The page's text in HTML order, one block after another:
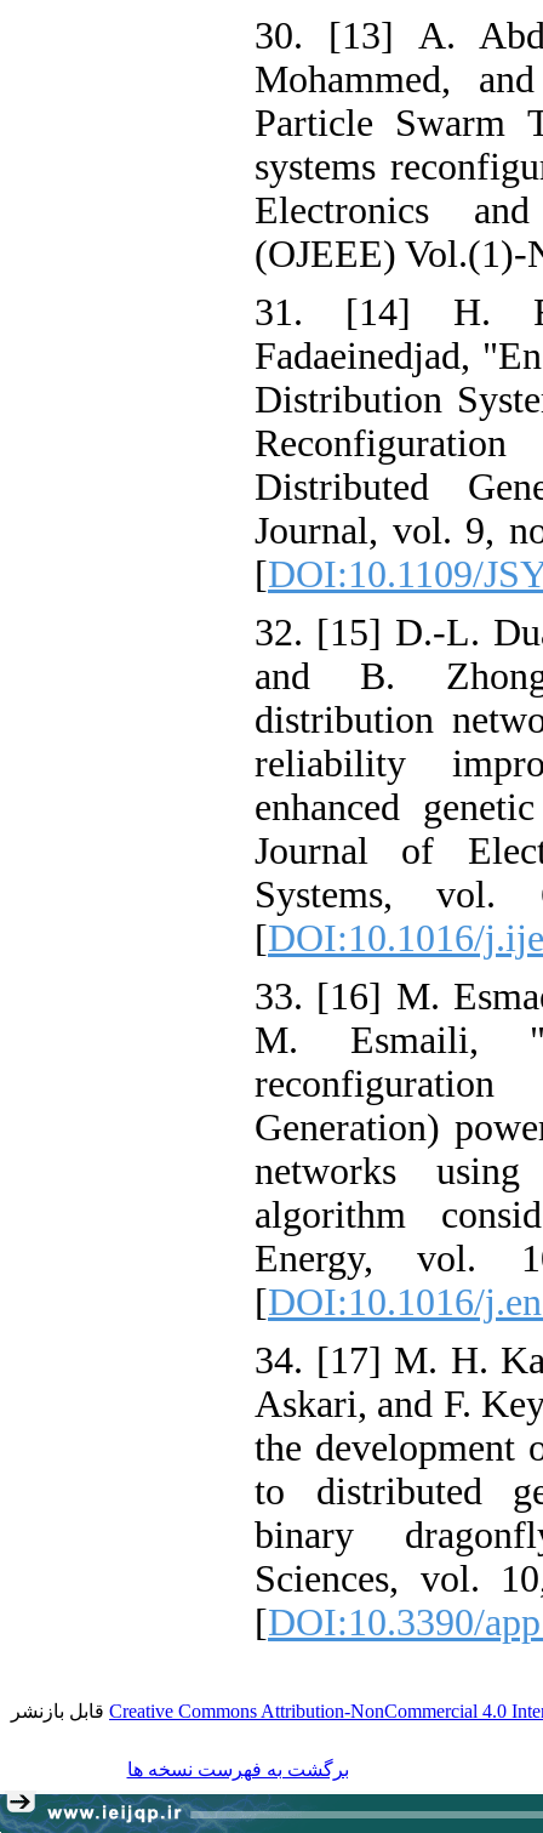
30. [13] A.
Mohammed,
Particle Swarm
systems
Electronics
(OJEEE) Vol.(1)-
31. [14] H.
Fadaeinedjad,
Distribution
Distributed
Journal, vol. 9,
[DOI:10.1109/
32. [15] D.-L.
and B.
distribution
reliability
enhanced
Journal of
Systems,
[DOI:10.1016/
33. [16] M.
M. Esmaili,
Generation)
networks
algorithm
Energy, vol.
[DOI:10.1016/
34. [17] M. H.
Askari, and F.
the development
to distributed
binary
Sciences, vol.
[DOI:10.3390/
Creative Commons Attribution-NonCommercial 4.0 قابل بازنشر
برگشت به فهرست نسخه ها